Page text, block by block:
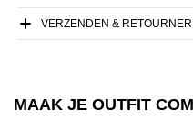
VERZENDEN &
MAAK JE OUTFIT